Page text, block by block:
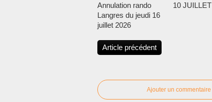
Annulation rando
Langres du jeudi 16
juillet 2026
10 JUILLET
Article précédent
Ajouter un commentaire